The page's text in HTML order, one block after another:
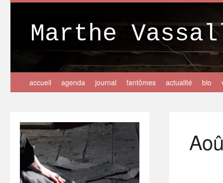
Marthe
accueil agenda journal fantômes actualité bio